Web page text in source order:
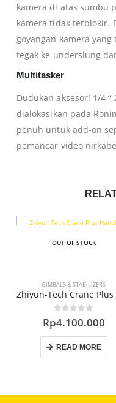
kamera di atas sumbu
kamera tidak terblokir.
goyangan kamera
tegak ke underslung
Multitasker
Dudukan aksesori 1/4
dialokasikan pada
penuh untuk add-on
pemancar video
Zhiyun-Tech Crane Plus Handheld Gimbal Stabilizer
OUT OF STOCK
OSMO
DJI OSMO
0out of 5
Rp180.000
READ